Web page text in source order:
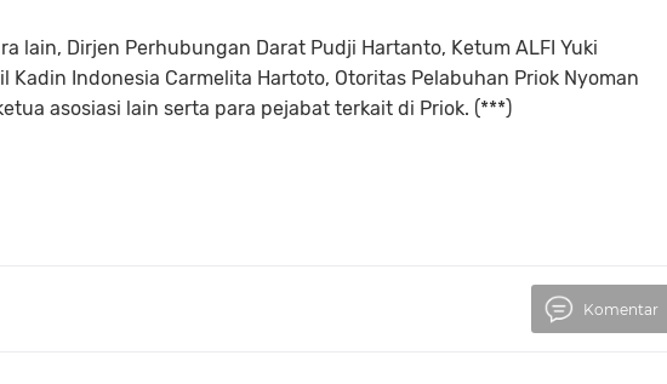
lain, Dirjen Perhubungan Darat Pudji Hartanto, Ketum ALFI Yuki
Kadin Indonesia Carmelita Hartoto, Otoritas Pelabuhan Priok Nyoman
asosiasi lain serta para pejabat terkait di Priok. (***)
Komentar